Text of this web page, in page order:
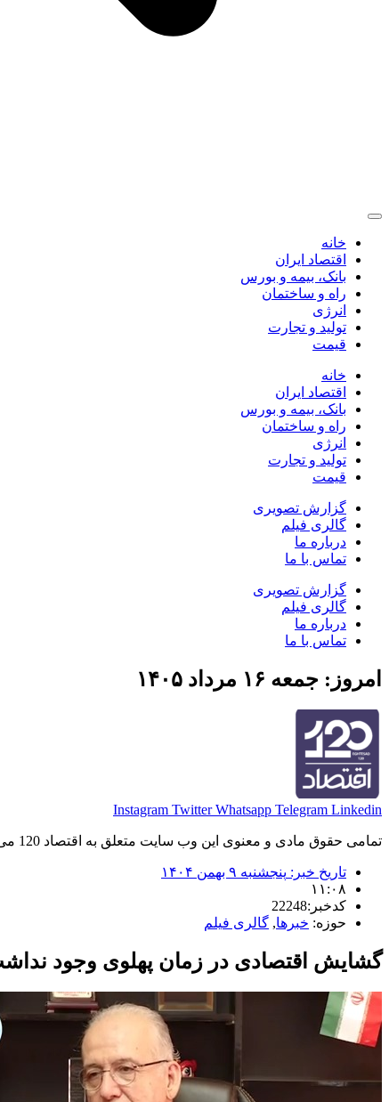
خانه
اقتصاد ایران
بانک، بیمه و بورس
راه و ساختمان
انرژی
تولید و تجارت
قیمت
خانه
اقتصاد ایران
بانک، بیمه و بورس
راه و ساختمان
انرژی
تولید و تجارت
قیمت
گزارش تصویری
گالری فیلم
درباره ما
تماس با ما
گزارش تصویری
گالری فیلم
درباره ما
تماس با ما
امروز: جمعه ۱۶ مرداد ۱۴۰۵
Instagram Twitter Whatsapp Telegram Linkedin
تمامی حقوق مادی و معنوی این وب سایت متعلق به اقتصاد 120 می باشد و استفاده غیر قانونی از آن پیگرد قانونی دارد.
تاریخ خبر: پنجشنبه ۹ بهمن ۱۴۰۴
۱۱:۰۸
کدخبر:22248
حوزه: خبرها, گالری فیلم
گشایش اقتصادی در زمان پهلوی وجود